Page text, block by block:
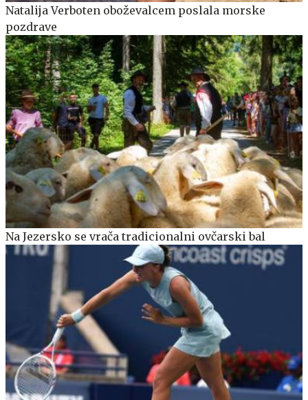
Natalija Verboten oboževalcem poslala morske
pozdrave
Na Jezersko se vrača tradicionalni ovčarski bal